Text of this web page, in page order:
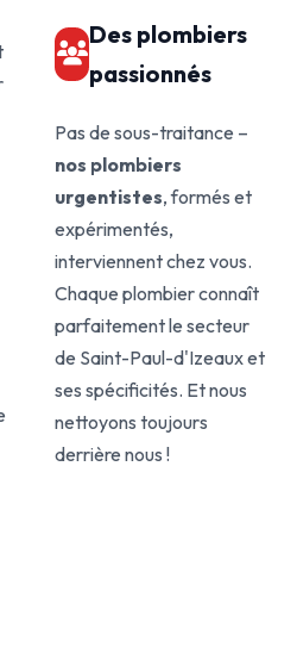
Des plombiers
passionnés
Pas de sous-traitance –
nos plombiers
urgentistes, formés et
expérimentés,
interviennent chez vous.
Chaque plombier connaît
parfaitement le secteur
de Saint-Paul-d'Izeaux et
ses spécificités. Et nous
nettoyons toujours
derrière nous !